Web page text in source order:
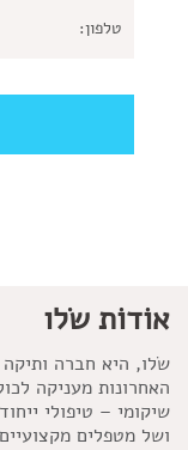
אוֹדוֹת שׂלו
האחרונות מעניקה
שיקומי – טיפולי
ושל מטפלים